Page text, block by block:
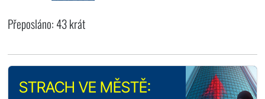
Přeposláno: 43 krát
STRACH VE MĚSTĚ: